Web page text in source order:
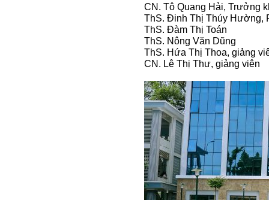
CN. Tô Quang Hải, Trưởng
ThS. Đinh Thị Thúy Hường,
ThS. Đàm Thị Toán
ThS. Nông Văn Dũng
ThS. Hứa Thị Thoa, giảng
CN. Lê Thị Thư, giảng viên